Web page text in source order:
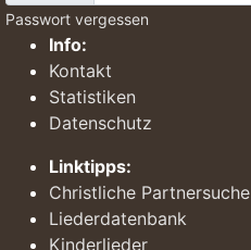
Passwort vergessen
Info:
Kontakt
Statistiken
Datenschutz
Linktipps:
Christliche Partnersuche
Liederdatenbank
Kinderlieder